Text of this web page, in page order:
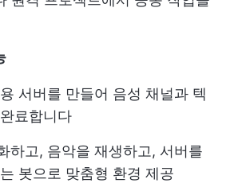
서버를 만들어 음성 채널과 텍
료합니다
하고, 음악을 재생하고, 서버를
봇으로 맞춤형 환경 제공